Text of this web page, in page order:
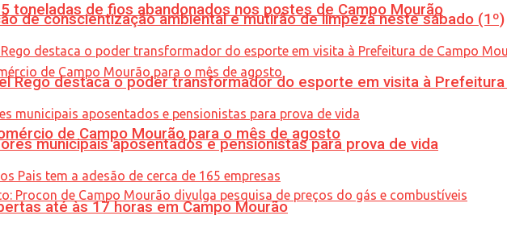
toneladas de fios abandonados nos postes de Campo Mourão
de Campo Mourão para o mês de agosto
de conscientização ambiental e mutirão de limpeza neste sábado (1º)
Rego destaca o poder transformador do esporte em visita à
municipais aposentados e pensionistas para prova de vida
até às 17 horas em Campo Mourão